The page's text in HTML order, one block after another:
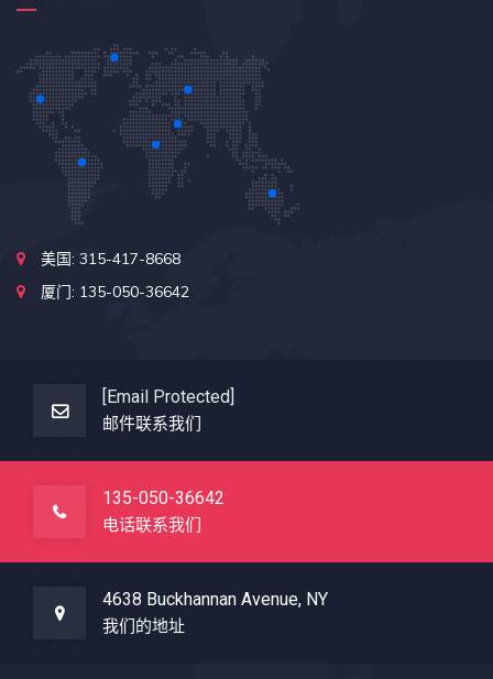
美国: 315-417-8668
厦门: 135-050-36642
[email Protected]
邮件联系我们
135-050-36642
电话联系我们
4638 Buckhannan Avenue, NY
我们的地址